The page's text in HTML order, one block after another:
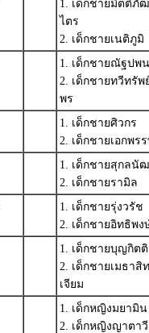
1. เด็กชายมิตติ
ไตร
2. เด็กชายเนติภู
1. เด็กชายณัฐป
2. เด็กชายทวีทรั
พร
1. เด็กชายศิวกร
2. เด็กชายเอกพ
1. เด็กชายสุกล
2. เด็กชายรามิล
1. เด็กชายรุ่งวรั
2. เด็กชายอิทธิพ
1. เด็กชายบุญกิ
2. เด็กชายเมธา
เจียม
1. เด็กหญิงมยา
2. เด็กหญิงญาต